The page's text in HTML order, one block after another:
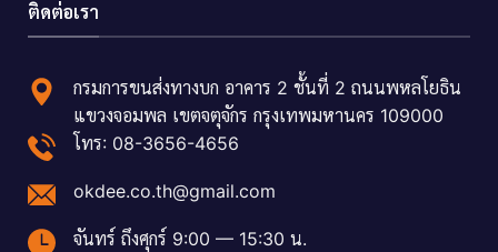
ติดต่อเรา
กรมการขนส่งทางบก อาคาร 2 ชั้นที่ 2 ถนนพหลโยธิน
แขวงจอมพล เขตจตุจักร กรุงเทพมหานคร 109000
โทร: 08-3656-4656
okdee.co.th@gmail.com
จันทร์ ถึงศุกร์ 9:00 — 15:30 น.